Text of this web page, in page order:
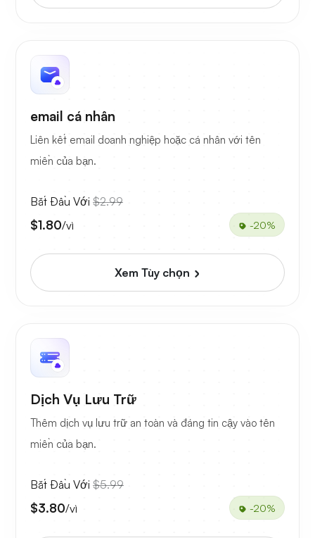
email cá nhân
Liên kết email doanh nghiệp hoặc cá nhân với tên
miền của bạn.
Bắt Đầu Với $2.99
$1.80/vì -20%
Xem Tùy chọn
Dịch Vụ Lưu Trữ
Thêm dịch vụ lưu trữ an toàn và đáng tin cậy vào tên
miền của bạn.
Bắt Đầu Với $5.99
$3.80/vì -20%